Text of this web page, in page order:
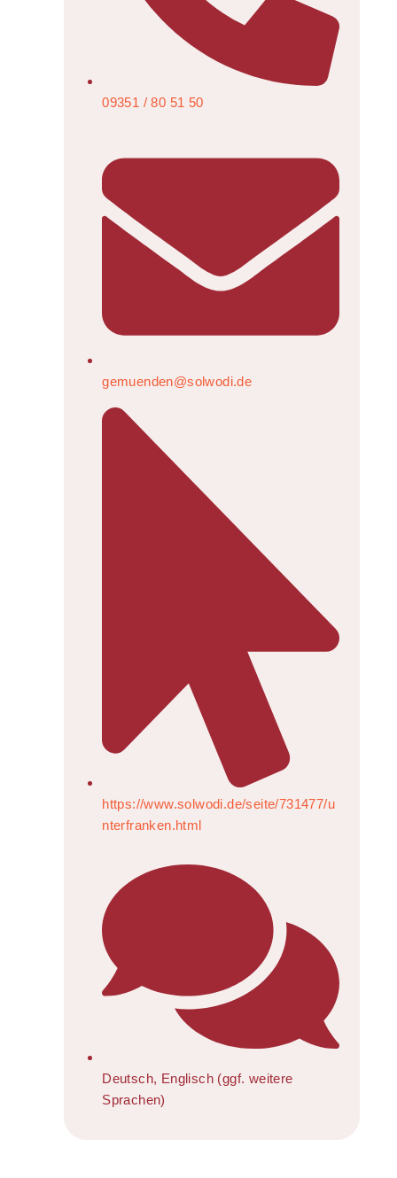
09351 / 80 51 50
gemuenden@solwodi.de
https://www.solwodi.de/seite/731477/u
nterfranken.html
Deutsch, Englisch (ggf. weitere
Sprachen)